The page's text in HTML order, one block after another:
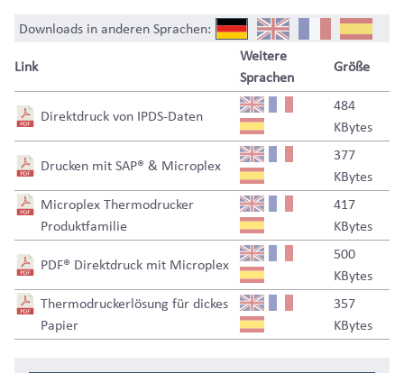
Downloads in anderen Sprachen:
Link
Weitere
Sprachen
Größe
Direktdruck von IPDS-Daten
484
KBytes
Drucken mit SAP® & Microplex
377
KBytes
Microplex Thermodrucker
Produktfamilie
417
KBytes
PDF® Direktdruck mit Microplex
500
KBytes
Thermodruckerlösung für dickes
Papier
357
KBytes